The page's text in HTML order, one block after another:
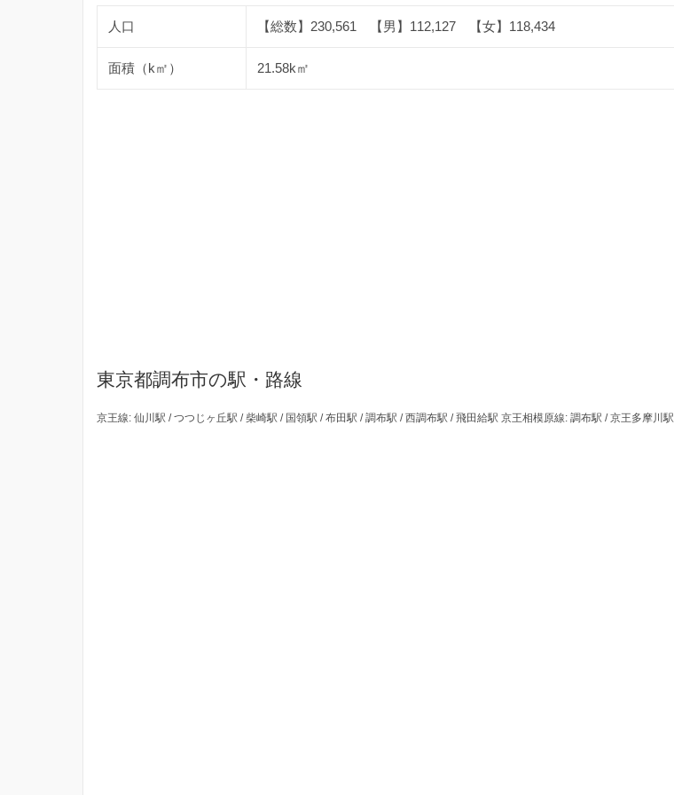
人口 【総数】230,561 【男】112,127 【女】118,434
面積（k㎡） 21.58k㎡
東京都調布市の駅・路線
京王線: 仙川駅 / つつじヶ丘駅 / 柴崎駅 / 国領駅 / 布田駅 / 調布駅 / 西調布駅 / 飛田給駅 京王相模原線: 調布駅 / 京王多摩川駅